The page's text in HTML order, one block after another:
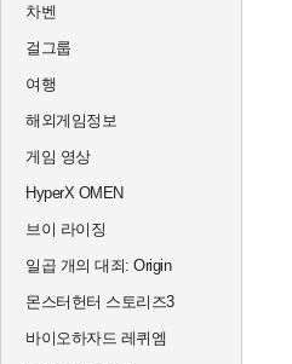
차벤
걸그룹
여행
해외게임정보
게임 영상
HyperX OMEN
브이 라이징
일곱 개의 대죄: Origin
몬스터헌터 스토리즈3
바이오하자드 레퀴엠